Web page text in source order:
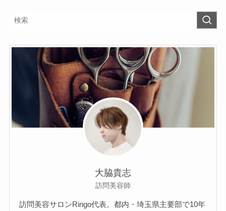
大脇貴志
訪問美容師
訪問美容サロンRingo代表。都内・埼玉県主要部で10年